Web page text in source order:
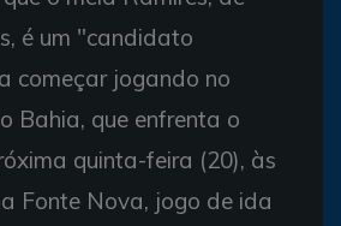
é um "candidato
começar jogando no
Bahia, que enfrenta o
quinta-feira (20), às
Fonte Nova, jogo de ida